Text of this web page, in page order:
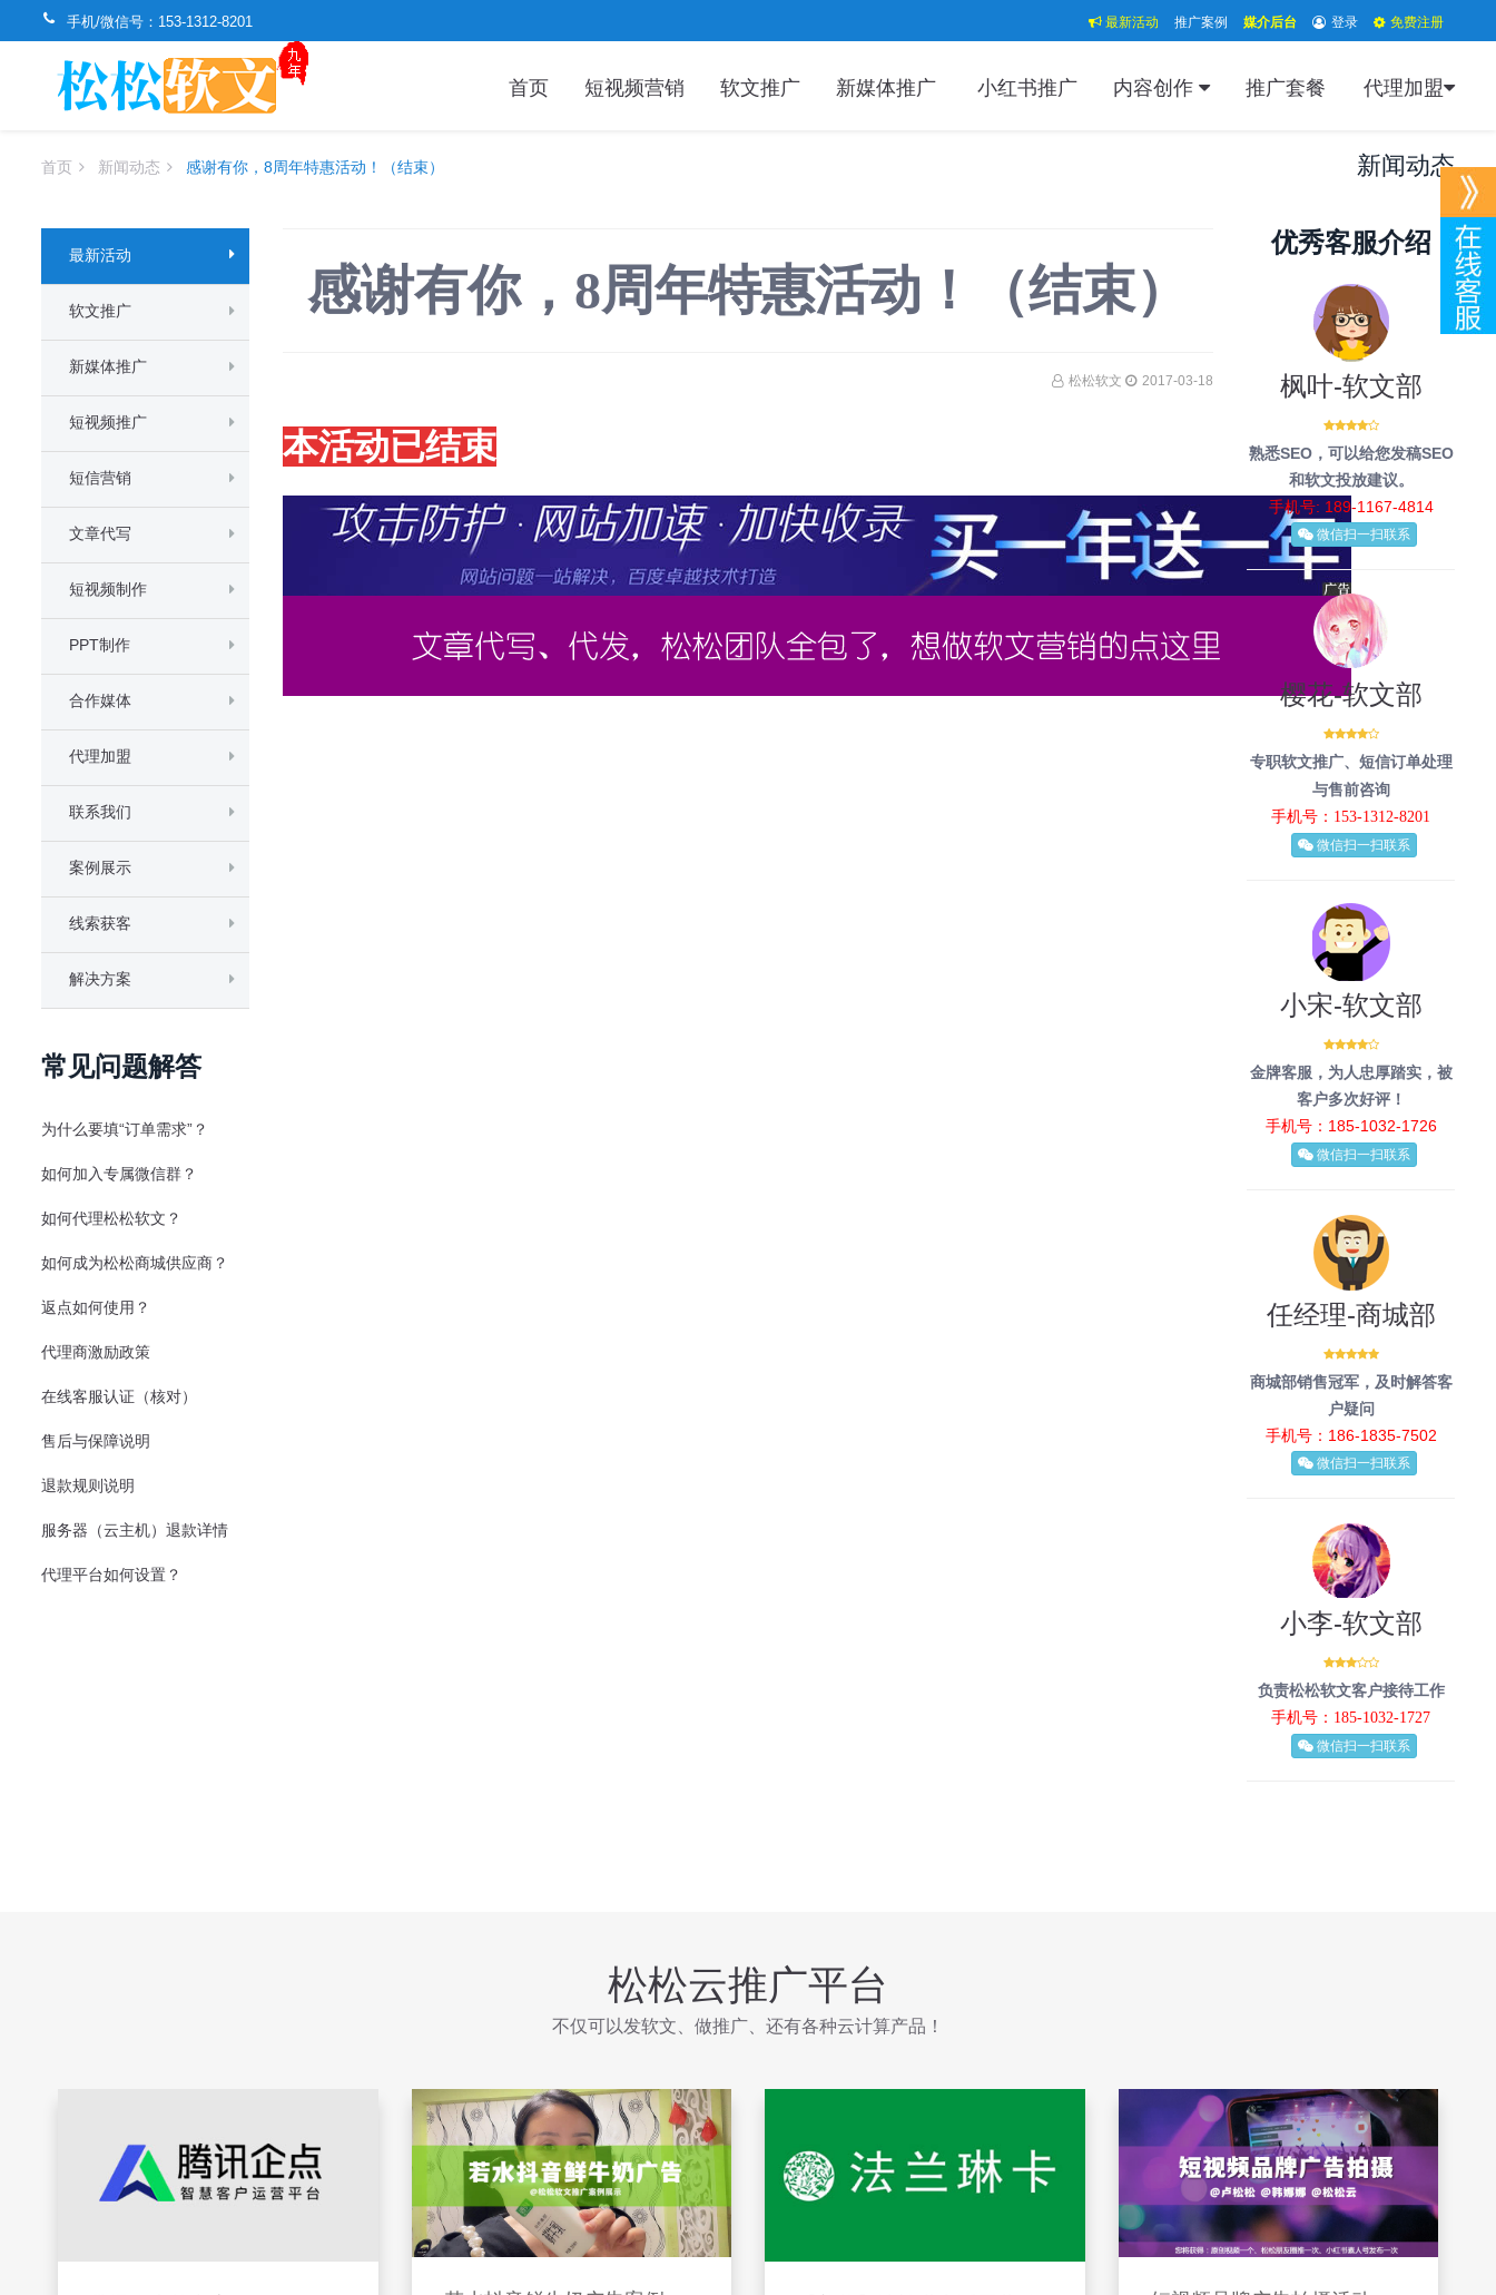
手机/微信号： 153-1312-8201 最新活动 推广案例 媒介后台 登录 免费注册
首页 短视频营销 软文推广 新媒体推广 小红书推广 内容创作 推广套餐 代理加盟
首页 新闻动态 感谢有你，8周年特惠活动！（结束） 新闻动态
最新活动
软文推广
新媒体推广
短视频推广
短信营销
文章代写
短视频制作
PPT制作
合作媒体
代理加盟
联系我们
案例展示
线索获客
解决方案
常见问题解答
为什么要填“订单需求”？
如何加入专属微信群？
如何代理松松软文？
如何成为松松商城供应商？
返点如何使用？
代理商激励政策
在线客服认证（核对）
售后与保障说明
退款规则说明
服务器（云主机）退款详情
代理平台如何设置？
感谢有你，8周年特惠活动！（结束）
松松软文 2017-03-18
本活动已结束
优秀客服介绍
枫叶-软文部
熟悉SEO，可以给您发稿SEO
和软文投放建议。
手机号: 189-1167-4814
微信扫一扫联系
樱花-软文部
专职软文推广、短信订单处理
与售前咨询
手机号：153-1312-8201
微信扫一扫联系
小宋-软文部
金牌客服，为人忠厚踏实，被
客户多次好评！
手机号：185-1032-1726
微信扫一扫联系
任经理-商城部
商城部销售冠军，及时解答客
户疑问
手机号：186-1835-7502
微信扫一扫联系
小李-软文部
负责松松软文客户接待工作
手机号：185-1032-1727
微信扫一扫联系
松松云推广平台
不仅可以发软文、做推广、还有各种云计算产品！